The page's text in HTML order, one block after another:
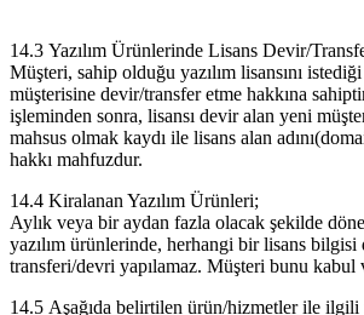
14.3 Yazılım Ürünlerinde Lisans Devir/
Müşteri, sahip olduğu yazılım lisansını
müşterisine devir/transfer etme hakkına
işleminden sonra, lisansı devir alan yeni
mahsus olmak kaydı ile lisans alan
hakkı mahfuzdur.
14.4 Kiralanan Yazılım Ürünleri;
Aylık veya bir aydan fazla olacak şekilde
yazılım ürünlerinde, herhangi bir lisans bilgisi
transferi/devri yapılamaz. Müşteri bunu kabul
14.5 Aşağıda belirtilen ürün/hizmetler ile ilgili